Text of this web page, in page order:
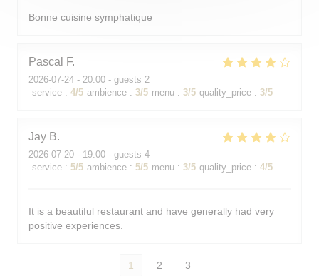
Bonne cuisine symphatique
Pascal F
2026-07-24 - 20:00 - guests 2
service : 4/5 ambience : 3/5 menu : 3/5 quality_price : 3/5
Jay B
2026-07-20 - 19:00 - guests 4
service : 5/5 ambience : 5/5 menu : 3/5 quality_price : 4/5
It is a beautiful restaurant and have generally had very
positive experiences.
1 2 3